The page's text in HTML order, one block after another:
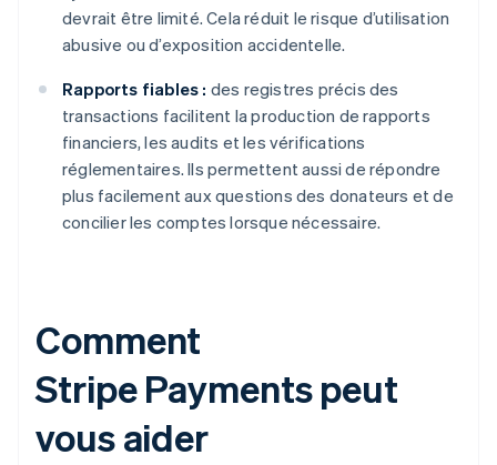
devrait être limité. Cela réduit le risque d’utilisation
abusive ou d’exposition accidentelle.
Rapports fiables : des registres précis des
transactions facilitent la production de rapports
financiers, les audits et les vérifications
réglementaires. Ils permettent aussi de répondre
plus facilement aux questions des donateurs et de
concilier les comptes lorsque nécessaire.
Comment
Stripe Payments peut
vous aider